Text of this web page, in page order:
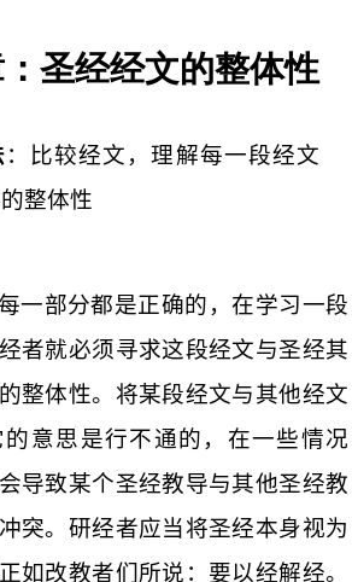
圣经经文的整体性
：比较经文，理解每一段经文
整体性
一部分都是正确的，在学习一段
者就必须寻求这段经文与圣经其
整体性。将某段经文与其他经文
意思是行不通的，在一些情况
导致某个圣经教导与其他圣经教
突。研经者应当将圣经本身视为
如改教者们所说：要以经解经。